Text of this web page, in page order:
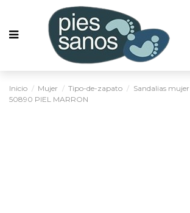
Inicio Mujer Tipo-de-zapato Sandalias mujer
50890 PIEL MARRON